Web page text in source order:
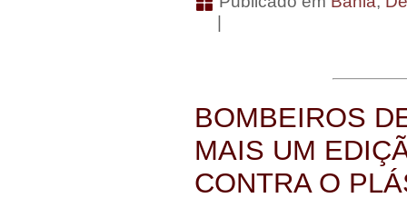
BOMBEIROS
MAIS UM
CONTRA O